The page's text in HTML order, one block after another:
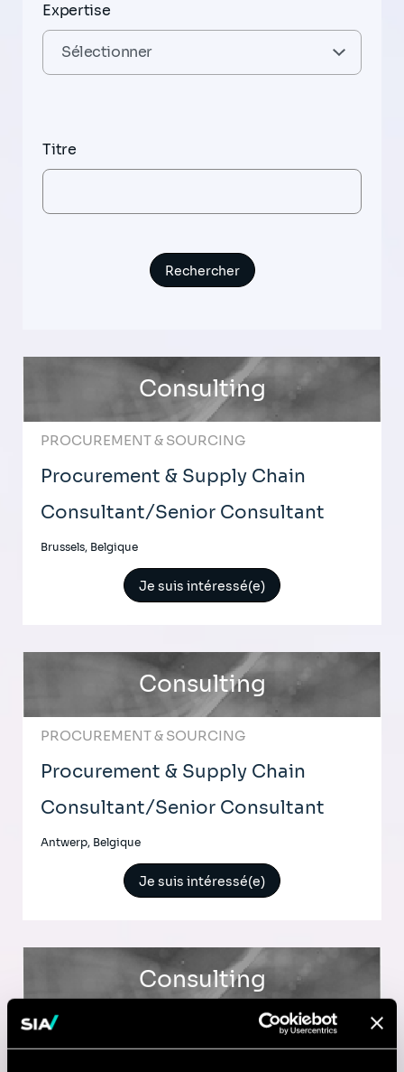
Expertise
Titre
Consulting
PROCUREMENT & SOURCING
Procurement & Supply Chain
Consultant/Senior Consultant
Brussels, Belgique
Je suis intéressé(e)
Consulting
PROCUREMENT & SOURCING
Procurement & Supply Chain
Consultant/Senior Consultant
Antwerp, Belgique
Je suis intéressé(e)
Consulting
PROCUREMENT & SOURCING